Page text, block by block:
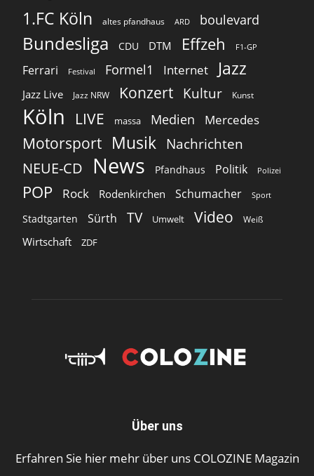
1.FC Köln altes pfandhaus ARD boulevard
Bundesliga CDU DTM Effzeh F1-GP
Ferrari Festival Formel1 Internet Jazz
Jazz Live Jazz NRW Konzert Kultur Kunst
Köln LIVE massa Medien Mercedes
Motorsport Musik Nachrichten
NEUE-CD
News Pfandhaus Politik Polizei
POP Rock Rodenkirchen Schumacher Sport
Stadtgarten Sürth TV Umwelt Video Weiß
Wirtschaft ZDF
Über uns
Erfahren Sie hier mehr über uns COLOZINE Magazin